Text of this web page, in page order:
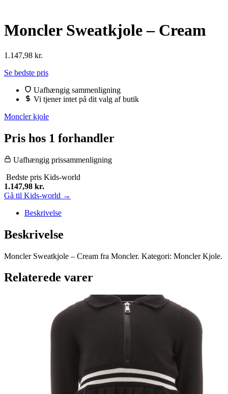
Moncler Sweatkjole – Cream
1.147,98 kr.
Se bedste pris
Uafhængig sammenligning
Vi tjener intet på dit valg af butik
Moncler kjole
Pris hos 1 forhandler
Uafhængig prissammenligning
Bedste pris Kids-world
1.147,98 kr.
Gå til Kids-world →
Beskrivelse
Beskrivelse
Moncler Sweatkjole – Cream fra Moncler. Kategori: Moncler Kjole.
Relaterede varer